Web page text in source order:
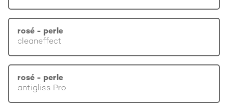
rosé - perle
cleaneffect
rosé - perle
antigliss Pro